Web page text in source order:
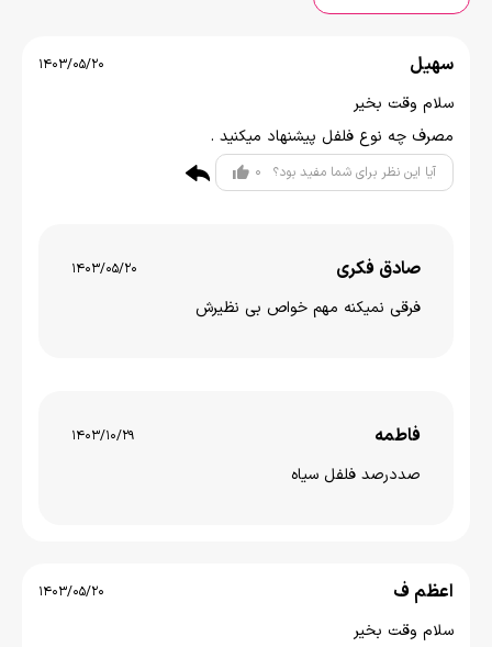
سهیل 1403/05/20
سلام وقت بخیر
مصرف چه نوع فلفل پیشنهاد میکنید .
آیا این نظر برای شما مفید بود؟ 0
صادق فکری 1403/05/20
فرقی نمیکنه مهم خواص بی نظیرش
فاطمه 1403/10/29
صددرصد فلفل سیاه
اعظم ف 1403/05/20
سلام وقت بخیر